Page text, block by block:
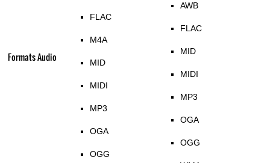
Formats Audio
FLAC
M4A
MID
MIDI
MP3
OGA
OGG
AWB
FLAC
MID
MIDI
MP3
OGA
OGG